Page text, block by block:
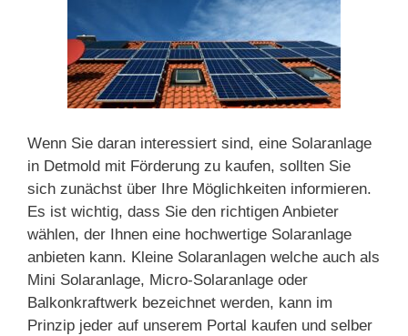
Wenn Sie daran interessiert sind, eine Solaranlage
in Detmold mit Förderung zu kaufen, sollten Sie
sich zunächst über Ihre Möglichkeiten informieren.
Es ist wichtig, dass Sie den richtigen Anbieter
wählen, der Ihnen eine hochwertige Solaranlage
anbieten kann. Kleine Solaranlagen welche auch als
Mini Solaranlage, Micro-Solaranlage oder
Balkonkraftwerk bezeichnet werden, kann im
Prinzip jeder auf unserem Portal kaufen und selber